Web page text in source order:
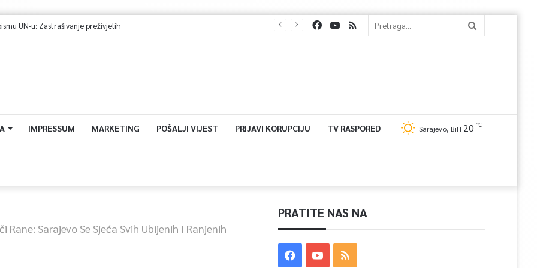
do ispunjenja zahtjeva
IMPRESSUM MARKETING POŠALJI VIJEST PRIJAVI KORUPCIJU TV RASPORED Sarajevo, BiH 20 ℃
Rane: Sarajevo Se Sjeća Svih Ubijenih I Ranjenih
PRATITE NAS NA